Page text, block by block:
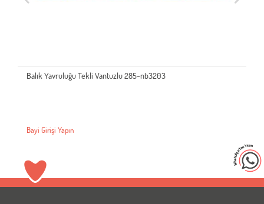
Tekli Vantuzlu 285-nb3203